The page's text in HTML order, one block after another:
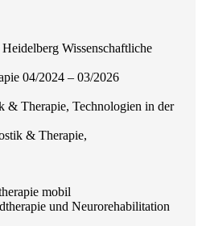
Wissenschaftliche
04/2024 – 03/2026
& Therapie, Technologien in der
& Therapie,
mobil
und Neurorehabilitation